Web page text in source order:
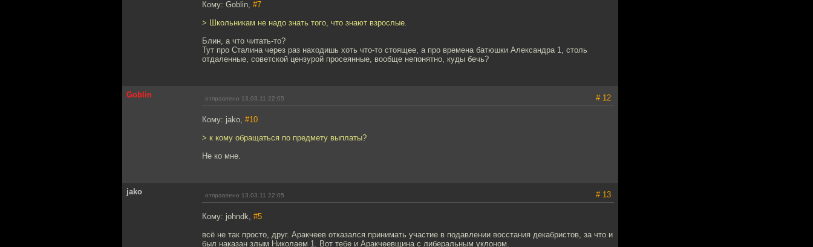
Кому: Goblin, #7
> Школьникам не надо знать того, что знают взрослые.
Блин, а что читать-то?
Тут про Сталина через раз находишь хоть что-то стоящее, а про времена батюшки Александра 1, столь
отдаленные, советской цензурой просеянные, вообще непонятно, куды бечь?
Goblin отправлено 13.03.11 22:05 # 12
Кому: jako, #10
> к кому обращаться по предмету выплаты?
Не ко мне.
jako отправлено 13.03.11 22:05 # 13
Кому: johndk, #5
всё не так просто, друг. Аракчеев отказался принимать участие в подавлении восстания декабристов, за что и
был наказан злым Николаем 1. Вот тебе и Аракчеевщина с либеральным уклоном.